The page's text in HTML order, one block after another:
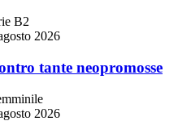
B2
2026
tante neopromosse
2026